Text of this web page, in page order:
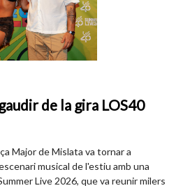
de la gira LOS40
Major de Mislata va tornar a
musical de l'estiu amb una
Live 2026, que va reunir milers